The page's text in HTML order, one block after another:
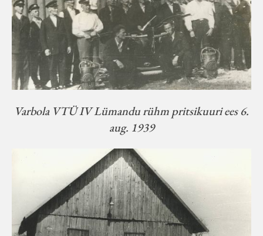
Varbola VTÜ IV Lümandu rühm pritsikuuri ees 6.
aug. 1939